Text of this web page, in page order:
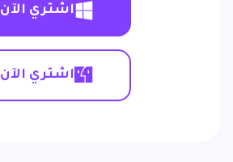
اشتري الآن
اشتري الآن